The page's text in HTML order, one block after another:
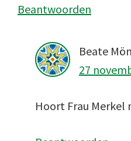
Beantwoorden
Beate
27
Hoort Frau Merkel